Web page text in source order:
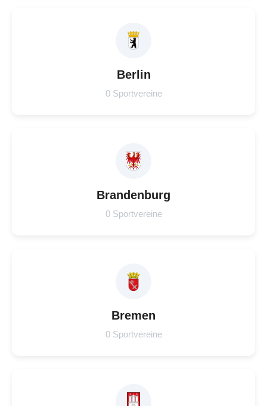
Berlin
0 Sportvereine
Brandenburg
0 Sportvereine
Bremen
0 Sportvereine